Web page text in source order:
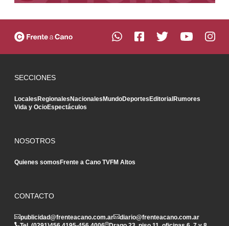
SECCIONES
LocalesRegionalesNacionalesMundoDeportesEditorialRumores
Vida y OcioEspectáculos
NOSOTROS
Quienes somosFrente a Cano TVFM Altos
CONTACTO
publicidad@frenteacano.com.ar
diario@frenteacano.com.ar